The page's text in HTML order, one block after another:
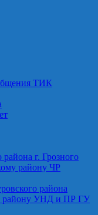
ТИК
г. Грозного
району ЧР
района
району УНД и ПР ГУ